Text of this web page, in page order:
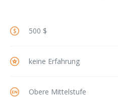
500 $
keine Erfahrung
Obere Mittelstufe